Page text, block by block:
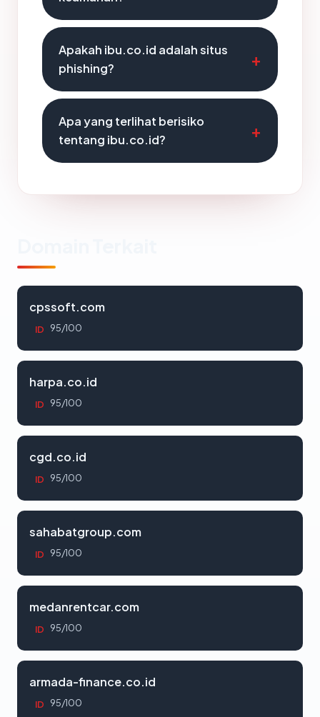
Apakah ibu.co.id adalah situs
phishing?
Apa yang terlihat berisiko
tentang ibu.co.id?
cpssoft.com
ID 95/100
harpa.co.id
ID 95/100
cgd.co.id
ID 95/100
sahabatgroup.com
ID 95/100
medanrentcar.com
ID 95/100
armada-finance.co.id
ID 95/100